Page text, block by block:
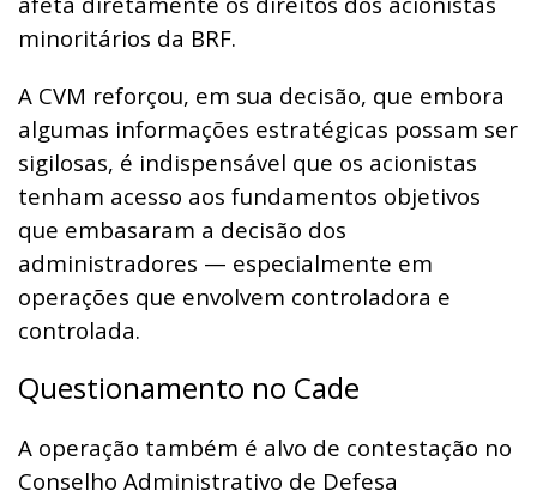
minoritários da BRF.
A CVM reforçou, em sua decisão, que embora
algumas informações estratégicas possam ser
sigilosas, é indispensável que os acionistas
tenham acesso aos fundamentos objetivos
que embasaram a decisão dos
administradores — especialmente em
operações que envolvem controladora e
controlada.
Questionamento no Cade
A operação também é alvo de contestação no
Conselho Administrativo de Defesa